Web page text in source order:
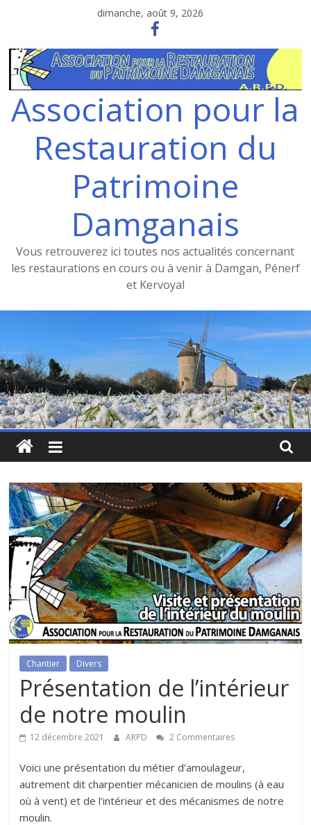
dimanche, août 9, 2026
Association pour la
Restauration du
Patrimoine
Damganais
Vous retrouverez ici toutes nos actualités concernant
les restaurations en cours ou à venir à Damgan, Pénerf
et Kervoyal
Chantier Divers
Présentation de l’intérieur
de notre moulin
12 décembre 2021 ARPD 2 Commentaires
Voici une présentation du métier d’amoulageur,
autrement dit charpentier mécanicien de moulins (à eau
où à vent) et de l’intérieur et des mécanismes de notre
moulin.